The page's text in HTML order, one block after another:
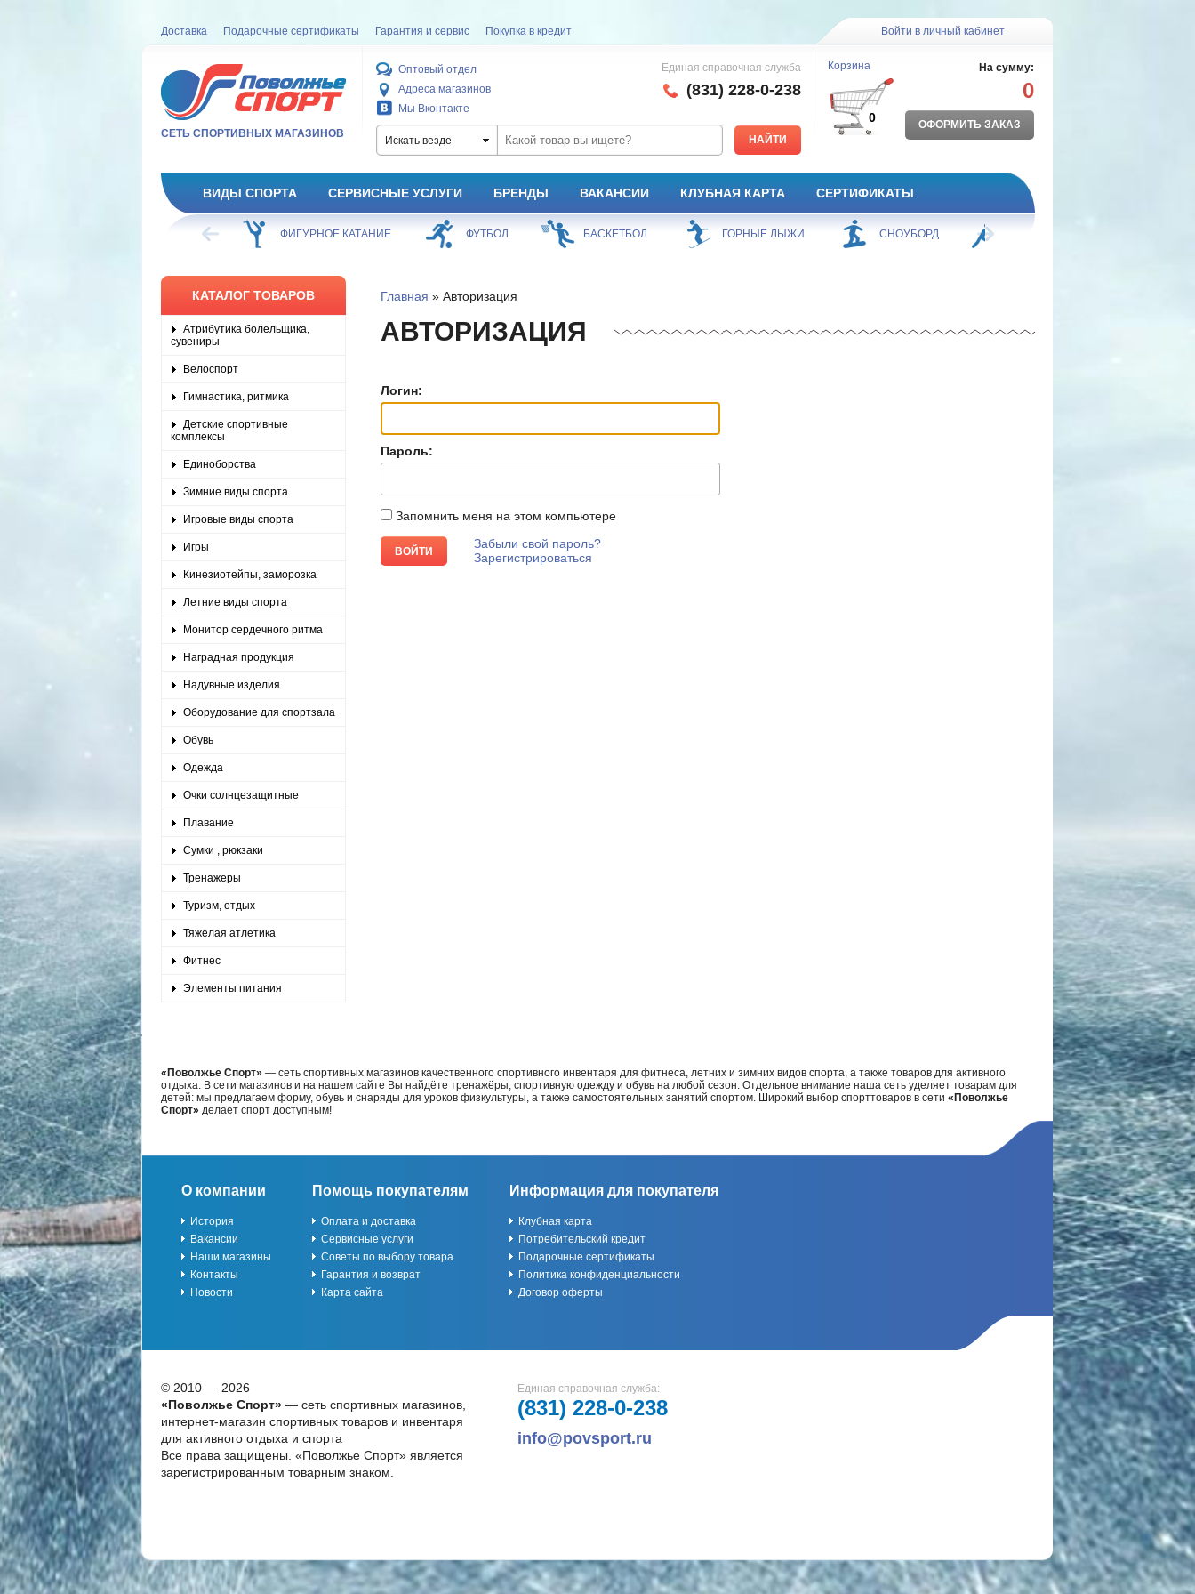
Доставка Подарочные сертификаты Гарантия и сервис Покупка в кредит Войти в личный кабинет
СЕТЬ СПОРТИВНЫХ МАГАЗИНОВ
Оптовый отдел
Адреса магазинов
Мы Вконтакте
Единая справочная служба
(831) 228-0-238
Искать везде
Корзина
0
На сумму:
0
ОФОРМИТЬ ЗАКАЗ
ВИДЫ СПОРТА СЕРВИСНЫЕ УСЛУГИ БРЕНДЫ ВАКАНСИИ КЛУБНАЯ КАРТА СЕРТИФИКАТЫ
ХОККЕЙ ФИГУРНОЕ КАТАНИЕ ФУТБОЛ БАСКЕТБОЛ ГОРНЫЕ ЛЫЖИ СНОУБОРД
КАТАЛОГ ТОВАРОВ
Атрибутика болельщика,
сувениры
Велоспорт
Гимнастика, ритмика
Детские спортивные
комплексы
Единоборства
Зимние виды спорта
Игровые виды спорта
Игры
Кинезиотейпы, заморозка
Летние виды спорта
Монитор сердечного ритма
Наградная продукция
Надувные изделия
Оборудование для спортзала
Обувь
Одежда
Очки солнцезащитные
Плавание
Сумки , рюкзаки
Тренажеры
Туризм, отдых
Тяжелая атлетика
Фитнес
Элементы питания
Главная » Авторизация
АВТОРИЗАЦИЯ
Логин:
Пароль:
Запомнить меня на этом компьютере
Забыли свой пароль?
Зарегистрироваться
«Поволжье Спорт» — сеть спортивных магазинов качественного спортивного инвентаря для фитнеса, летних и зимних видов спорта, а также товаров для активного
отдыха. В сети магазинов и на нашем сайте Вы найдёте тренажёры, спортивную одежду и обувь на любой сезон. Отдельное внимание наша сеть уделяет товарам для
детей: мы предлагаем форму, обувь и снаряды для уроков физкультуры, а также самостоятельных занятий спортом. Широкий выбор спорттоваров в сети «Поволжье
Спорт» делает спорт доступным!
О компании
История
Вакансии
Наши магазины
Контакты
Новости
Помощь покупателям
Оплата и доставка
Сервисные услуги
Советы по выбору товара
Гарантия и возврат
Карта сайта
Информация для покупателя
Клубная карта
Потребительский кредит
Подарочные сертификаты
Политика конфиденциальности
Договор оферты
© 2010 — 2026
«Поволжье Спорт»— сеть спортивных магазинов,
интернет-магазин спортивных товаров и инвентаря
для активного отдыха и спорта
Все права защищены. «Поволжье Спорт» является
зарегистрированным товарным знаком.
Единая справочная служба:
(831) 228-0-238
info@povsport.ru